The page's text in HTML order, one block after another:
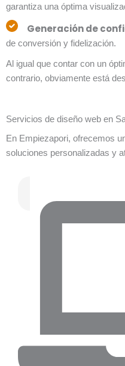
garantiza una óptima
Generación de
de conversión y fidelización.
Al igual que contar con un
contrario, obviamente está
Servicios de diseño web en
En Empiezapori, ofrecemos
soluciones personalizadas y